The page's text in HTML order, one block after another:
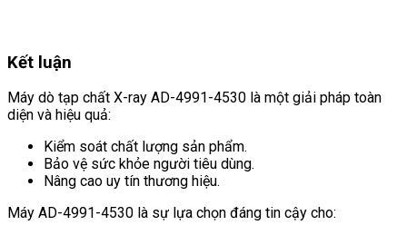
Kết luận
Máy dò tạp chất X-ray AD-4991-4530 là một giải pháp toàn
diện và hiệu quả:
Kiểm soát chất lượng sản phẩm.
Bảo vệ sức khỏe người tiêu dùng.
Nâng cao uy tín thương hiệu.
Máy AD-4991-4530 là sự lựa chọn đáng tin cậy cho: